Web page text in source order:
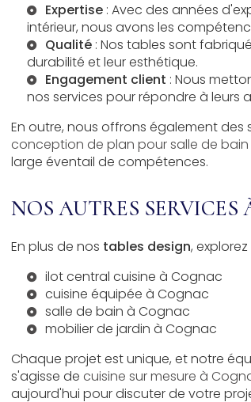
Expertise : Avec des années
intérieur, nous avons les
Qualité : Nos tables sont
durabilité et leur esthétique.
Engagement client : Nous
nos services pour répondre à leurs
En outre, nous offrons également des
conception de plan pour salle de
large éventail de compétences.
NOS AUTRES SERVICES
En plus de nos tables design,
ilot central cuisine à Cognac
cuisine équipée à Cognac
salle de bain à Cognac
mobilier de jardin à Cognac
Chaque projet est unique, et notre
s'agisse de cuisine sur mesure à
aujourd'hui pour discuter de votre